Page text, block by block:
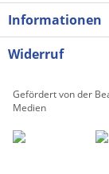
Informationen
Widerruf
Gefördert von der
Medien